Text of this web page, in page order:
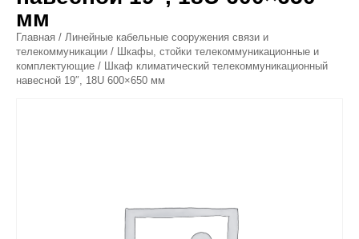
мм
Главная / Линейные кабельные сооружения связи и
телекоммуникации / Шкафы, стойки телекоммуникационные и
комплектующие / Шкаф климатический телекоммуникационный
навесной 19″, 18U 600×650 мм